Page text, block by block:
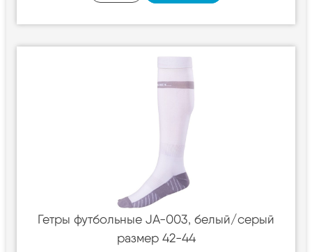
Гетры футбольные JA-003, белый/серый
размер 42-44